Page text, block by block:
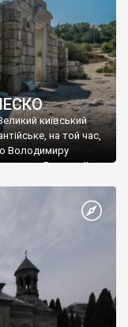
київський
на той час,
Володимиру
Василю ІІ, та
християнином.
Таврійського